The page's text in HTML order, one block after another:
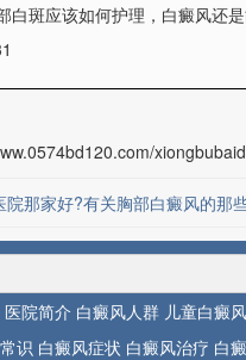
白斑应该如何护理 ，白癜风还
院那家好?有关胸部白癜风的那
医院简介 白癜风人群 儿童白癜风
识 白癜风症状 白癜风治疗 白